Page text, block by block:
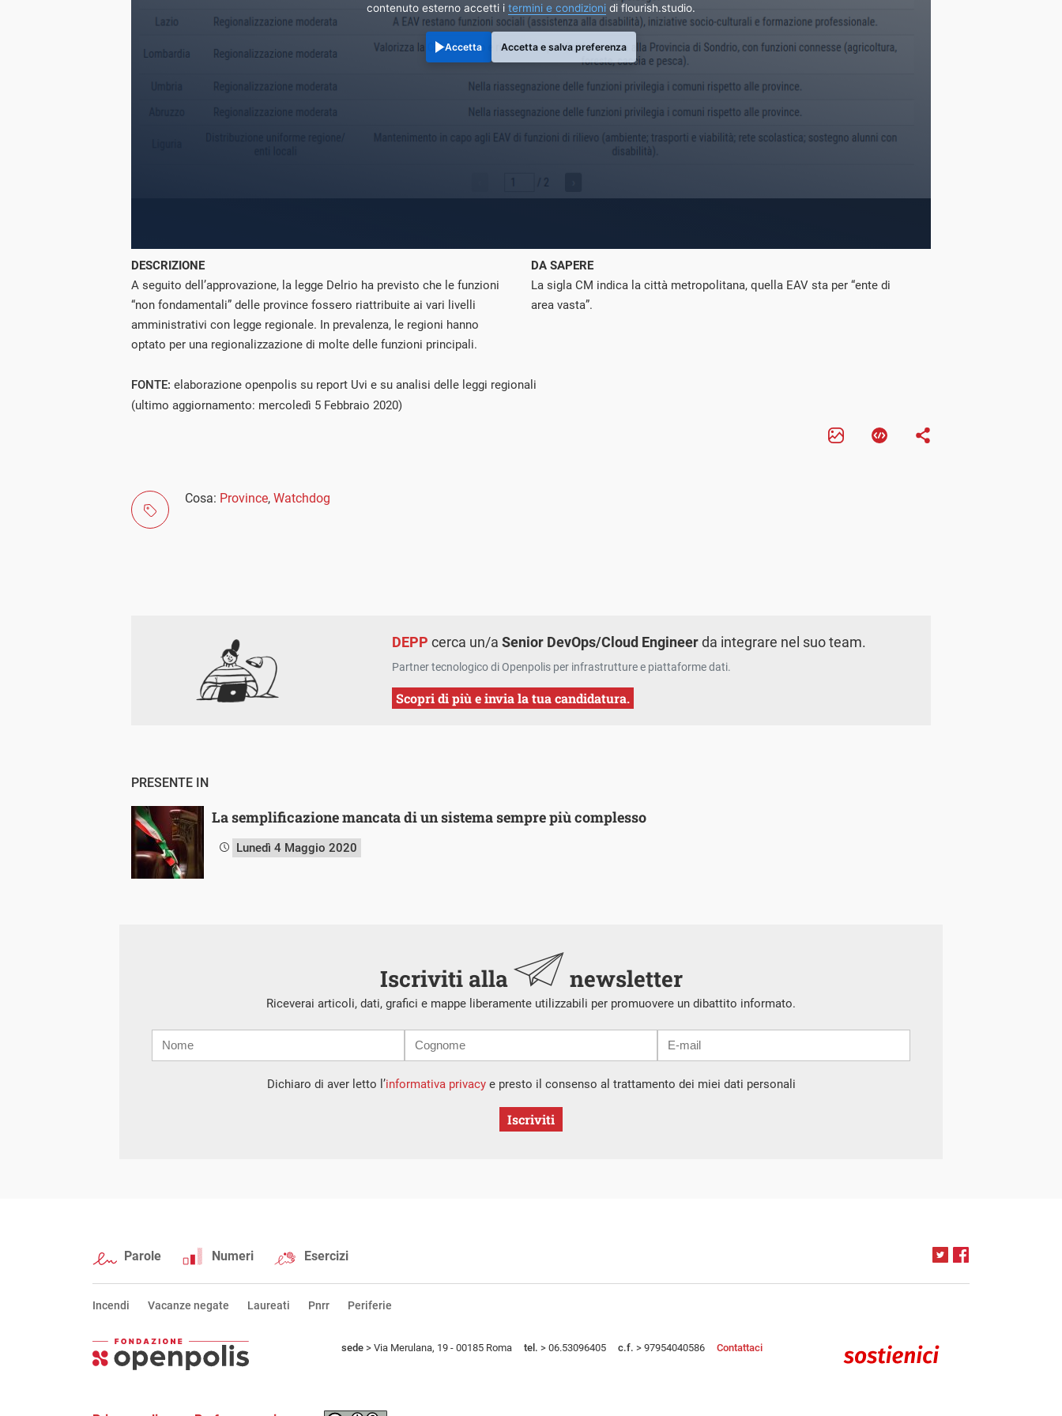
contenuto esterno accetti i termini e condizioni di flourish.studio.
Accetta Accetta e salva preferenza
DESCRIZIONE
A seguito dell’approvazione, la legge Delrio ha previsto che le funzioni
“non fondamentali” delle province fossero riattribuite ai vari livelli
amministrativi con legge regionale. In prevalenza, le regioni hanno
optato per una regionalizzazione di molte delle funzioni principali.
DA SAPERE
La sigla CM indica la città metropolitana, quella EAV sta per “ente di
area vasta”.
FONTE: elaborazione openpolis su report Uvi e su analisi delle leggi regionali
(ultimo aggiornamento: mercoledì 5 Febbraio 2020)
Cosa: Province, Watchdog
DEPP cerca un/aSenior DevOps/Cloud Engineerda integrare nel suo team.
Partner tecnologico di Openpolis per infrastrutture e piattaforme dati.
Scopri di più e invia la tua candidatura.
PRESENTE IN
La semplificazione mancata di un sistema sempre più complesso
Lunedì 4 Maggio 2020
Iscriviti alla newsletter
Riceverai articoli, dati, grafici e mappe liberamente utilizzabili per promuovere un dibattito informato.
mail
Dichiaro di aver letto l’informativa privacye presto il consenso al trattamento dei miei dati personali
Iscriviti
Parole Numeri Esercizi
Incendi Vacanze negate Laureati Pnrr Periferie
sede > Via Merulana, 19 - 00185 Roma tel. > 06.53096405 c.f. > 97954040586 Contattaci